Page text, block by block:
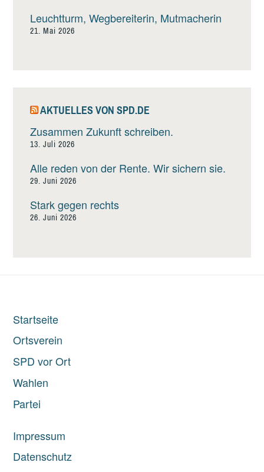
Leuchtturm, Wegbereiterin, Mutmacherin
21. Mai 2026
AKTUELLES VON SPD.DE
Zusammen Zukunft schreiben.
13. Juli 2026
Alle reden von der Rente. Wir sichern sie.
29. Juni 2026
Stark gegen rechts
26. Juni 2026
Startseite
Ortsverein
SPD vor Ort
Wahlen
Partei
Impressum
Datenschutz